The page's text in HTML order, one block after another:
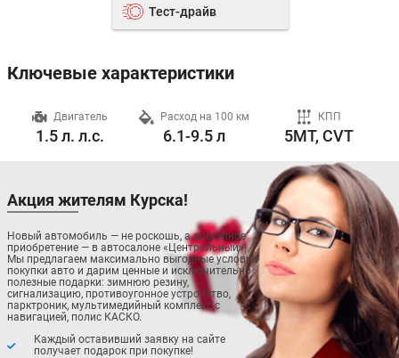
Тест-драйв
Ключевые характеристики
Двигатель
1.5 л. л.с.
Расход на 100 км
6.1-9.5 л
КПП
5MT, CVT
Акция жителям Курска!
Новый автомобиль — не роскошь, а доступное
приобретение — в автосалоне «Центральный»!
Мы предлагаем максимально выгодные условия
покупки авто и дарим ценные и исключительно
полезные подарки: зимнюю резину,
сигнализацию, противоугонное устройство,
парктроник, мультимедийный комплекс с
навигацией, полис КАСКО.
Каждый оставивший заявку на сайте
получает подарок при покупке!